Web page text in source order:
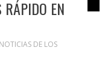
EN
DE LOS